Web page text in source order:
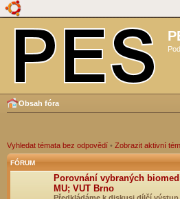
Obsah fóra
Vyhledat témata bez odpovědí • Zobrazit aktivní
FÓRUM
Porovnání vybraných
MU; VUT Brno
Předkládáme k diskusi dílčí